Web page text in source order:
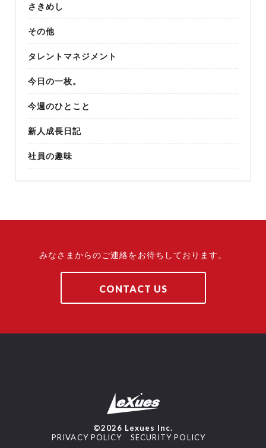
さきめし
その他
タレントマネジメント
今日の一枚。
今週のひとこと
新人成長日記
社員の趣味
みなさまからのご連絡をお待ちしております。
CONTACT US
©2026 Lexues Inc.
PRIVACY POLICY
SECURITY POLICY